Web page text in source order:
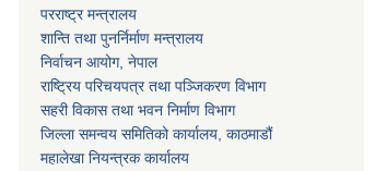
परराष्ट्र मन्त्रालय
शान्ति तथा पुनर्निर्माण मन्त्रालय
निर्वाचन आयोग, नेपाल
राष्ट्रिय परिचयपत्र तथा पञ्जिकरण विभाग
सहरी विकास तथा भवन निर्माण विभाग
जिल्ला समन्वय समितिको कार्यालय, काठमाडौं
महालेखा नियन्त्रक कार्यालय